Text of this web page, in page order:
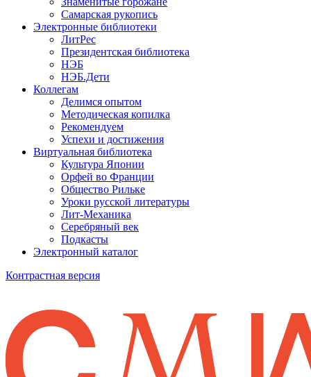
Самарская рукопись
Электронные библиотеки
ЛитРес
Президентская библиотека
НЭБ
НЭБ.Дети
Коллегам
Делимся опытом
Методическая копилка
Рекомендуем
Успехи и достижения
Виртуальная библиотека
Культура Японии
Орфей во Франции
Общество Рильке
Уроки русской литературы
Лит-Механика
Серебряный век
Подкасты
Электронный каталог
Контрастная версия